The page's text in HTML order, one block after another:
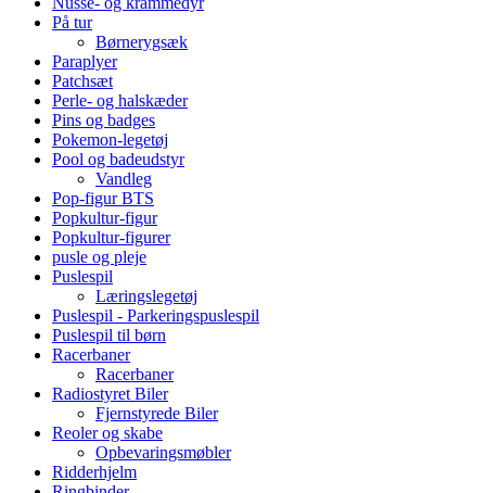
På tur
Børnerygsæk
Paraplyer
Patchsæt
Perle- og halskæder
Pins og badges
Pokemon-legetøj
Pool og badeudstyr
Vandleg
Pop-figur BTS
Popkultur-figur
Popkultur-figurer
pusle og pleje
Puslespil
Læringslegetøj
Puslespil - Parkeringspuslespil
Puslespil til børn
Racerbaner
Racerbaner
Radiostyret Biler
Fjernstyrede Biler
Reoler og skabe
Opbevaringsmøbler
Ridderhjelm